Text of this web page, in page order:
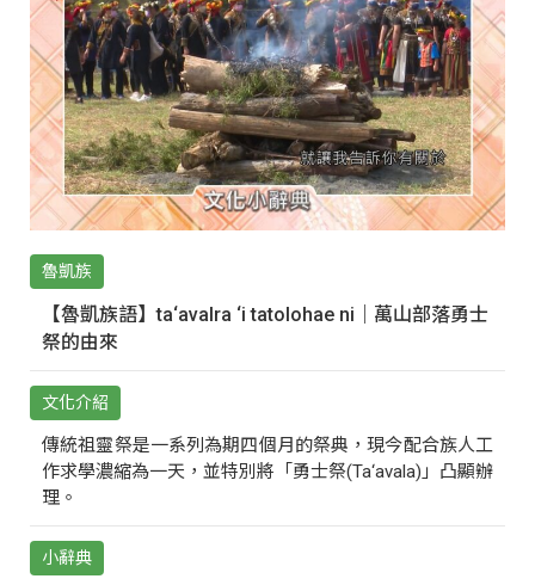
魯凱族
【魯凱族語】ta‘avalra ‘i tatolohae ni｜萬山部落勇士
祭的由來
文化介紹
傳統祖靈祭是一系列為期四個月的祭典，現今配合族人工
作求學濃縮為一天，並特別將「勇士祭(Ta‘avala)」凸顯辦
理。
小辭典